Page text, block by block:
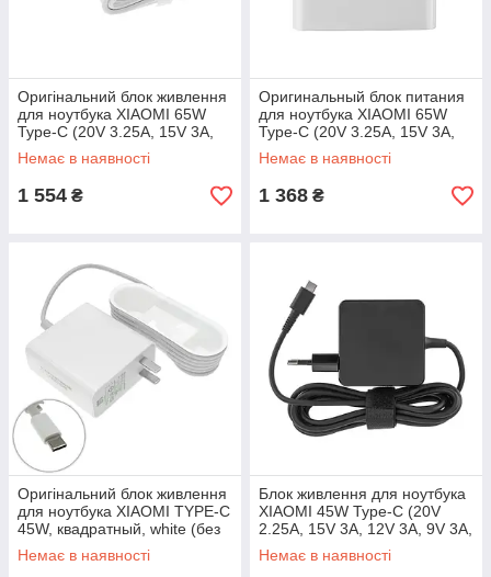
Оригінальний блок живлення
для ноутбука XIAOMI 65W
Type-C (20V 3.25A, 15V 3A,
12V 3A, 9V 3A, 5V 3A),
квадратний, white
Немає в наявності
1 554 ₴
Оригинальный блок питания
для ноутбука XIAOMI 65W
Type-C (20V 3.25A, 15V 3A,
12V 3A, 9V 3A, 5V 3A),
квадратный, white (без
Немає в наявності
1 368 ₴
Оригінальний блок живлення
для ноутбука XIAOMI TYPE-C
45W, квадратный, white (без
переходника)
Немає в наявності
Блок живлення для ноутбука
XIAOMI 45W Type-C (20V
2.25A, 15V 3A, 12V 3A, 9V 3A,
5V 3A)
Немає в наявності